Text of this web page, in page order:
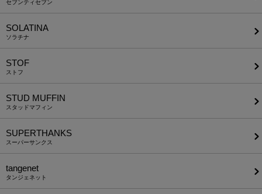
セブンティセブン
SOLATINA
ソラチナ
STOF
ストフ
STUD MUFFIN
スタッドマフィン
SUPERTHANKS
スーパーサンクス
tangenet
タンジェネット